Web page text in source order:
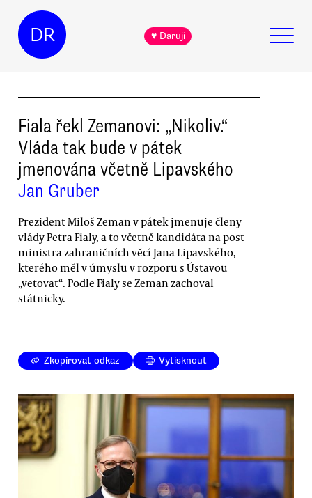
DR ♥ Daruji
Fiala řekl Zemanovi: „Nikoliv.“
Vláda tak bude v pátek
jmenována včetně Lipavského
Jan Gruber
Prezident Miloš Zeman v pátek jmenuje členy
vlády Petra Fialy, a to včetně kandidáta na post
ministra zahraničních věcí Jana Lipavského,
kterého měl v úmyslu v rozporu s Ústavou
„vetovat“. Podle Fialy se Zeman zachoval
státnicky.
Zkopírovat odkaz Vytisknout